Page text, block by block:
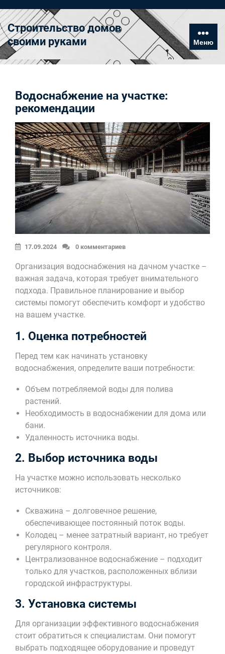
к
содержимому
Строительство домов
своими руками
Меню
Водоснабжение на участке:
рекомендации
17.09.2024 0 комментариев
Организация водоснабжения на дачном участке –
важная задача, которая требует внимательного
подхода. Правильное планирование и выбор
системы помогут обеспечить комфорт и удобство
на вашем участке.
1. Оценка потребностей
Перед тем как начинать установку
водоснабжения, определите ваши потребности:
Объем потребляемой воды для полива
растений.
Необходимость в водоснабжении для дома или
бани.
Удаленность источника воды.
2. Выбор источника воды
На участке можно использовать несколько
источников:
Скважина – долговечное решение,
обеспечивающее постоянный поток воды.
Колодец – менее затратный вариант, но требует
регулярного контроля.
Централизованное водоснабжение – подходит
только для участков, расположенных вблизи
городской инфраструктуры.
3. Установка системы
Для организации эффективного водоснабжения
стоит обратиться к специалистам. Они помогут
выбрать подходящее оборудование и проведут